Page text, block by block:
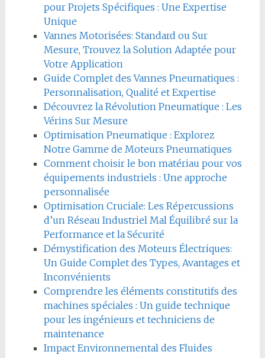
pour Projets Spécifiques : Une Expertise
Unique
Vannes Motorisées: Standard ou Sur
Mesure, Trouvez la Solution Adaptée pour
Votre Application
Guide Complet des Vannes Pneumatiques :
Personnalisation, Qualité et Expertise
Découvrez la Révolution Pneumatique : Les
Vérins Sur Mesure
Optimisation Pneumatique : Explorez
Notre Gamme de Moteurs Pneumatiques
Comment choisir le bon matériau pour vos
équipements industriels : Une approche
personnalisée
Optimisation Cruciale: Les Répercussions
d’un Réseau Industriel Mal Équilibré sur la
Performance et la Sécurité
Démystification des Moteurs Électriques:
Un Guide Complet des Types, Avantages et
Inconvénients
Comprendre les éléments constitutifs des
machines spéciales : Un guide technique
pour les ingénieurs et techniciens de
maintenance
Impact Environnemental des Fluides